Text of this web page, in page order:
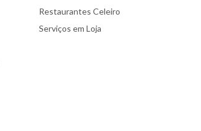
Restaurantes Celeiro
Serviços em Loja